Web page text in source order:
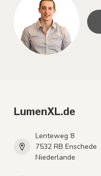
LumenXL.de
Lenteweg 8
7532 RB Enschede
Niederlande